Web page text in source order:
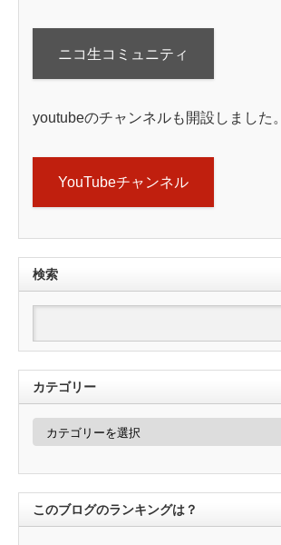
ニコ生コミュニティ
youtubeのチャンネルも開設しました。
YouTubeチャンネル
検索
カテゴリー
カ
ー
このブログのランキングは？